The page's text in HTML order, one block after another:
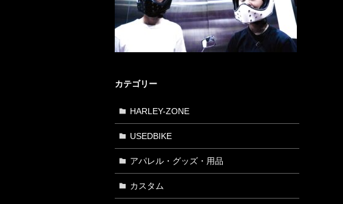
カテゴリー
HARLEY-ZONE
USEDBIKE
アパレル・グッズ・用品
カスタム